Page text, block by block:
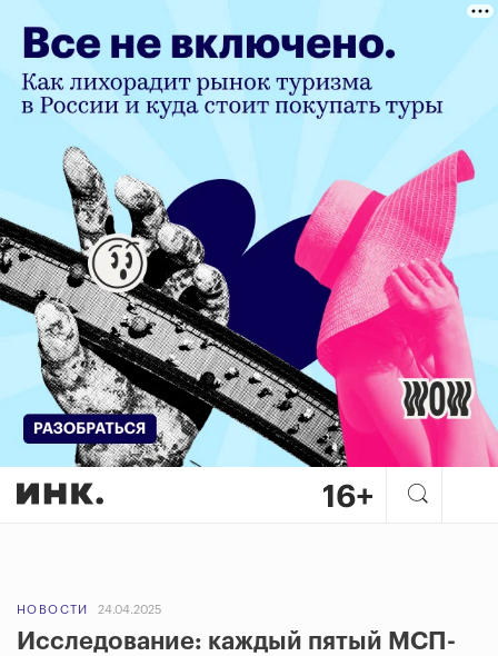
НОВОСТИ 24.04.2025
Исследование: каждый пятый МСП-